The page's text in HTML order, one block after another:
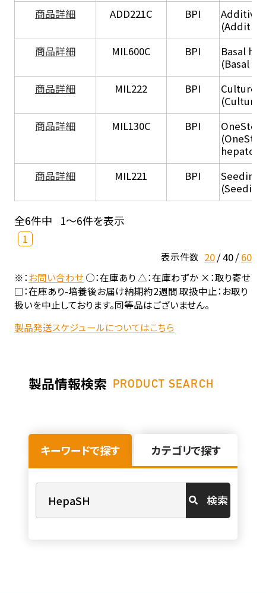
商品詳細
ADD221C BPI
商品詳細
MIL600C BPI
Basal
(Basal
商品詳細
MIL222 BPI
Culture
(Culture
商品詳細
MIL130C BPI
商品詳細
MIL221 BPI
Seeding
全6件中 1～6件を表示
1
表示件数 20 40 60
※：お問い合わせ○：在庫あり △：在庫わずか ×：取り寄せ
□：在庫あり-培養後お届け納期約2週間 取扱中止：お取り
扱いを中止しております。同等品はございません。
製品発送スケジュールについてはこちら
製品情報検索 PRODUCT SEARCH
キーワードで探す カテゴリで探す
検索